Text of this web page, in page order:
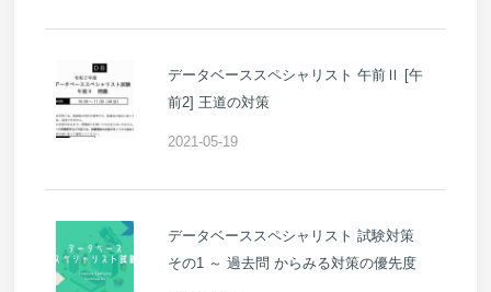
データベーススペシャリスト 午前Ⅱ [午
前2] 王道の対策
2021-05-19
データベーススペシャリスト 試験対策
その1 ～ 過去問 からみる対策の優先度